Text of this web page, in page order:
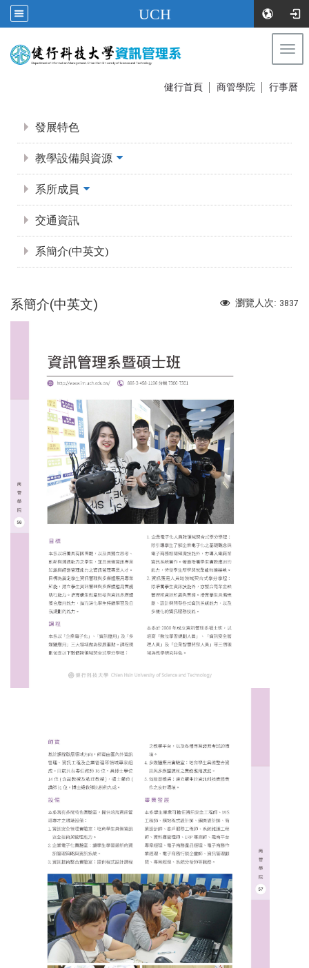
UCH
健行首頁 商管學院 行事曆
發展特色
教學設備與資源
系所成員
交通資訊
系簡介(中英文)
瀏覽人次: 3837
系簡介(中英文)